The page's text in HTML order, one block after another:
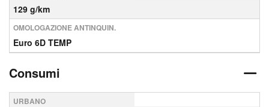
129 g/km
OMOLOGAZIONE ANTINQUIN.
Euro 6D TEMP
Consumi
URBANO